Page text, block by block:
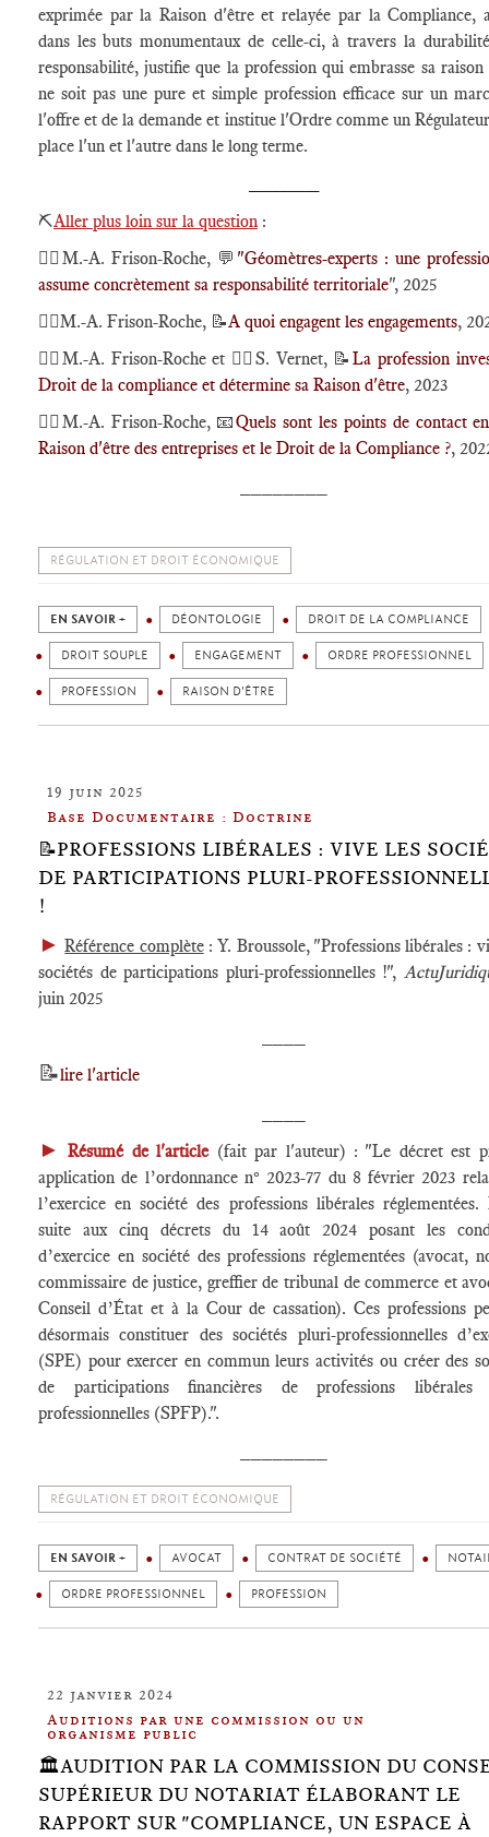
exprimée par la Raison d'être et relayée par la Compliance,
dans les buts monumentaux de celle-ci, à travers la
responsabilité, justifie que la profession qui embrasse sa
ne soit pas une pure et simple profession efficace sur un
l'offre et de la demande et institue l'Ordre comme un
place l'un et l'autre dans le long terme.
⛏️Aller plus loin sur la question :
🕴🏻M.-A. Frison-Roche, 💬 "Géomètres-experts : une
assume concrètement sa responsabilité territoriale", 2025
🕴🏻M.-A. Frison-Roche, 📝A quoi engagent les engagements,
🕴🏻M.-A. Frison-Roche et 🕴🏻S. Vernet, 📝La profession
Droit de la compliance et détermine sa Raison d'être, 2023
🕴🏻M.-A. Frison-Roche, 📧Quels sont les points de contact
Raison d'être des entreprises et le Droit de la Compliance ?,
RÉGULATION ET DROIT ÉCONOMIQUE
EN SAVOIR + DÉONTOLOGIE DROIT DE LA COMPLIANCE
DROIT SOUPLE ENGAGEMENT ORDRE PROFESSIONNEL
PROFESSION RAISON D'ÊTRE
19 juin 2025
Base Documentaire : Doctrine
📝PROFESSIONS LIBÉRALES : VIVE LES
DE PARTICIPATIONS PLURI-
!
►Référence complète: Y. Broussole, "Professions libérales :
sociétés de participations pluri-professionnelles !",
juin 2025
📝lire l'article
►Résumé de l'article(fait par l'auteur) : "Le décret est
application de l’ordonnance n° 2023-77 du 8 février 2023
l’exercice en société des professions libérales
suite aux cinq décrets du 14 août 2024 posant les
d’exercice en société des professions réglementées (avocat,
commissaire de justice, greffier de tribunal de commerce et
Conseil d’État et à la Cour de cassation). Ces professions
désormais constituer des sociétés pluri-professionnelles
(SPE) pour exercer en commun leurs activités ou créer des
de participations financières de professions libérales
professionnelles (SPFP).".
RÉGULATION ET DROIT ÉCONOMIQUE
EN SAVOIR + AVOCAT CONTRAT DE SOCIÉTÉ
ORDRE PROFESSIONNEL PROFESSION
22 janvier 2024
Auditions par une commission ou un
organisme public
🏛️AUDITION PAR LA COMMISSION DU
SUPÉRIEUR DU NOTARIAT ÉLABORANT LE
RAPPORT SUR "COMPLIANCE, UN ESPACE À